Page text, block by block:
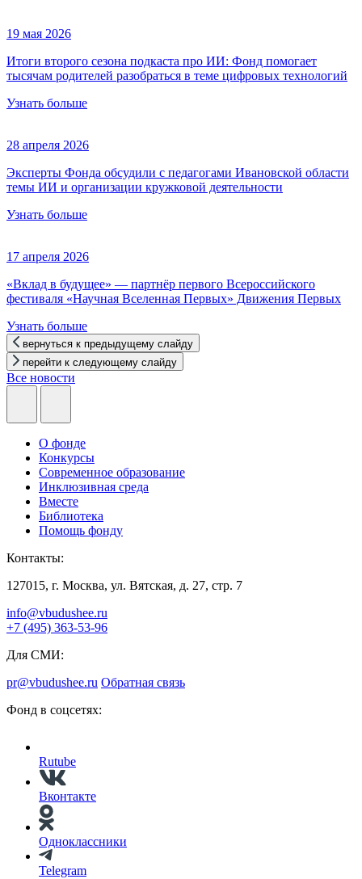
19 мая 2026
Итоги второго сезона подкаста про ИИ: Фонд помогает
тысячам родителей разобраться в теме цифровых технологий
Узнать больше
28 апреля 2026
Эксперты Фонда обсудили с педагогами Ивановской области
темы ИИ и организации кружковой деятельности
Узнать больше
17 апреля 2026
«Вклад в будущее» — партнёр первого Всероссийского
фестиваля «Научная Вселенная Первых» Движения Первых
Узнать больше
вернуться к предыдущему слайду
перейти к следующему слайду
Все новости
О фонде
Конкурсы
Современное образование
Инклюзивная среда
Вместе
Библиотека
Помощь фонду
Контакты:
127015, г. Москва, ул. Вятская, д. 27, стр. 7
info@vbudushee.ru
+7 (495) 363-53-96
Для СМИ:
pr@vbudushee.ru Обратная связь
Фонд в соцсетях:
Rutube
Вконтакте
Одноклассники
Telegram